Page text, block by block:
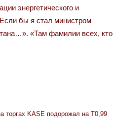
энергетического и
бы я стал министром
«Там фамилии всех, кто
торгах KASE подорожал на Т0,99